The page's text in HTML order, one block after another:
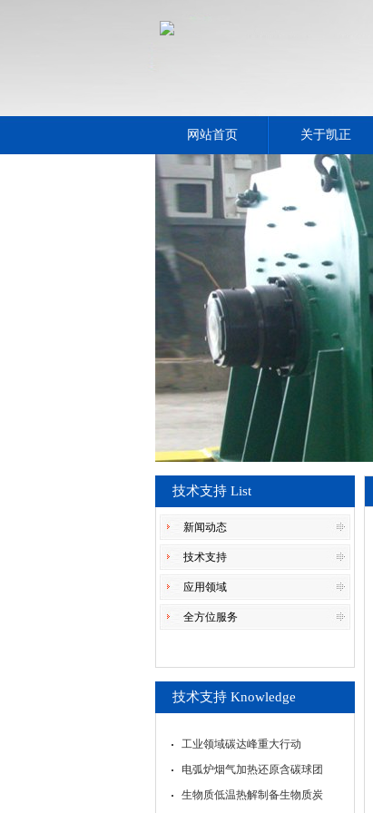
网站首页 关于凯正
技术支持 List
新闻动态
技术支持
应用领域
全方位服务
技术支持 Knowledge
工业领域碳达峰重大行动
电弧炉烟气加热还原含碳球团
生物质低温热解制备生物质炭